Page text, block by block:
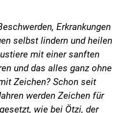
Erkrankungen
selbst lindern und heilen
mit einer sanften
und das alles ganz ohne
Zeichen? Schon seit
werden Zeichen für
wie bei Ötzi, der